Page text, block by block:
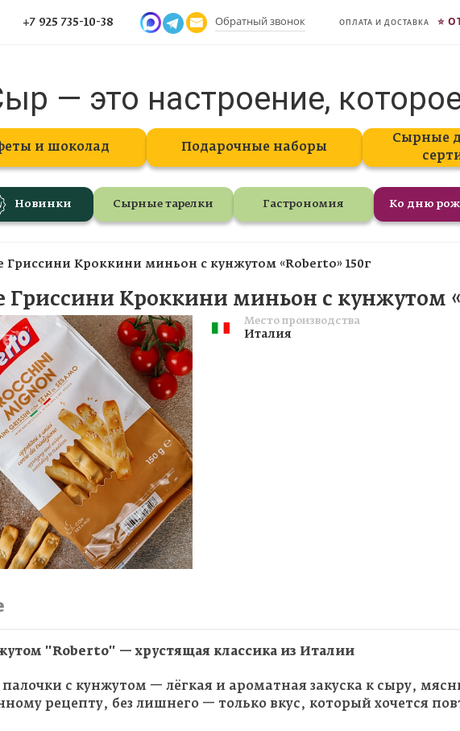
+7 925 735-10-38 Обратный звонок ОПЛАТА И ДОСТАВКА
— это настроение,
и шоколад Подарочные наборы
Сырные
Новинки Сырные тарелки Гастрономия Ко дню
Гриссини Кроккини миньон с кунжутом «Roberto» 150г
Кроккини миньон с кунжутом
Место производства
Италия
"Roberto" — хрустящая классика из Италии
с кунжутом — лёгкая и ароматная закуска к сыру,
рецепту, без лишнего — только вкус, который хочется